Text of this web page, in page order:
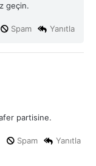
geçin.
Yanıtla
Spam
partisine.
Yanıtla
Spam